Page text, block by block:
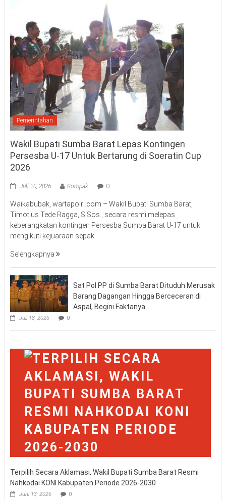
Pemerintahan
Wakil Bupati Sumba Barat Lepas Kontingen
Persesba U-17 Untuk Bertarung di Soeratin Cup
2026
Juli 20, 2026 Kompak 0
Waikabubak, wartapolri.com – Wakil Bupati Sumba Barat,
Timotius Tede Ragga, S.Sos., secara resmi melepas
keberangkatan kontingen Persesba Sumba Barat U-17 untuk
mengikuti kejuaraan sepak
Selengkapnya
Sat Pol PP di Sumba Barat Dituduh Merusak
Barang Dagangan Hingga Berceceran di
Aspal, Begini Faktanya
Juli 18, 2026 0
Terpilih Secara Aklamasi, Wakil Bupati Sumba Barat Resmi
Nahkodai KONI Kabupaten Periode 2026-2030
Juni 13, 2026 0